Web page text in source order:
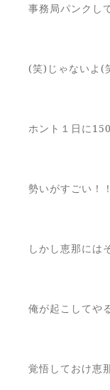
事務局パンクし
(笑)じゃないよ(
ホント１日に
勢いがすごい！！
しかし恵那には
俺が起こしてや
覚悟しておけ恵